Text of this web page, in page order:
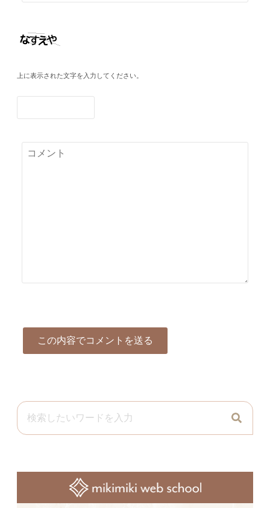
上に表示された文字を入力してください。